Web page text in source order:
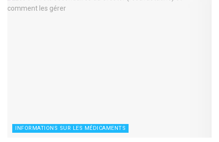
INFORMATIONS SUR LES MÉDICAMENTS